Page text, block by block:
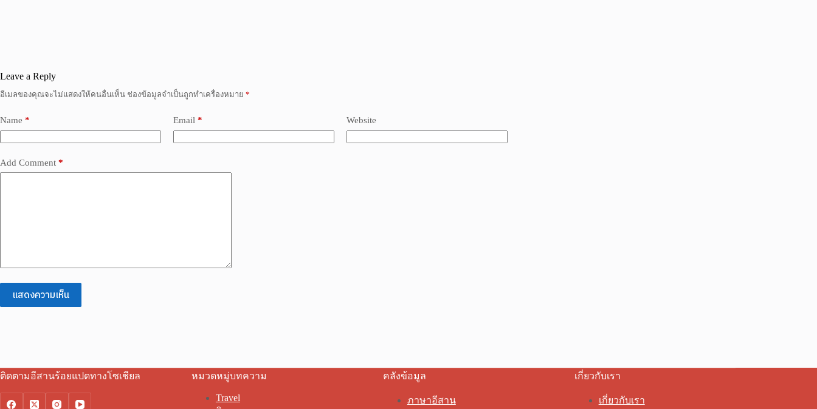
Leave a Reply
อีเมลของคุณจะไม่แสดงให้คนอื่นเห็น ช่องข้อมูลจำเป็นถูกทำเครื่องหมาย *
Name * Email * Website
Add Comment *
แสดงความเห็น
ติดตามอีสานร้อยแปดทางโซเชียล หมวดหมู่บทความ
Travel
คลังข้อมูล
ภาษาอีสาน
เกี่ยวกับเรา
เกี่ยวกับเรา